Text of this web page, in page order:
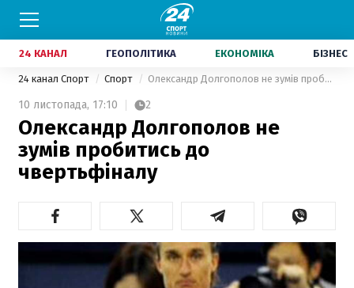
24 КАНАЛ ГЕОПОЛІТИКА ЕКОНОМІКА БІЗНЕС
24 канал Спорт Спорт Олександр Долгополов не зумів пробитись до чвертьфіналу
10 листопада, 17:10 2
Олександр Долгополов не
зумів пробитись до
чвертьфіналу